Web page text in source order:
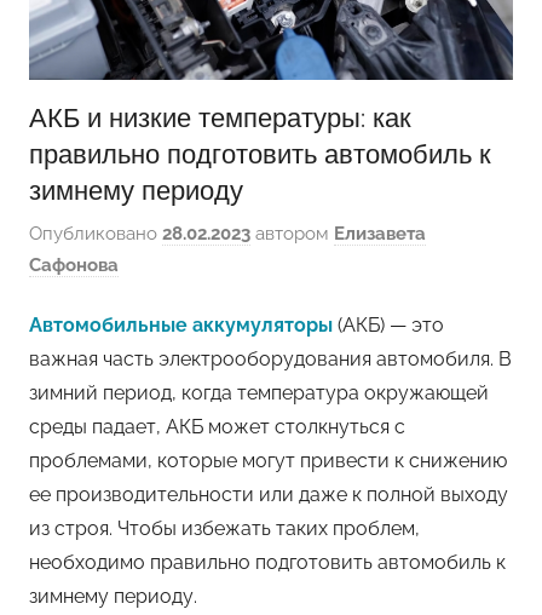
АКБ и низкие температуры: как
правильно подготовить автомобиль к
зимнему периоду
Опубликовано 28.02.2023 автором Елизавета
Сафонова
Автомобильные аккумуляторы (АКБ) — это
важная часть электрооборудования автомобиля. В
зимний период, когда температура окружающей
среды падает, АКБ может столкнуться с
проблемами, которые могут привести к снижению
ее производительности или даже к полной выходу
из строя. Чтобы избежать таких проблем,
необходимо правильно подготовить автомобиль к
зимнему периоду.